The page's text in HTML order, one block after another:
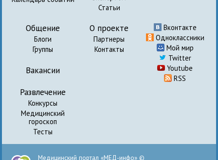
Статьи
Общение
Блоги
Группы
Вакансии
Развлечение
Конкурсы
Медицинский
гороскоп
Тесты
О проекте
Партнеры
Контакты
Вконтакте
Одноклассники
Мой мир
Twitter
Youtube
RSS
Медицинский портал «МЕД-инфо» ©